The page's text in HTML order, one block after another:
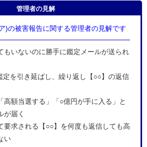
管理者の見解
)の被害報告に関する管理者の見解です
もいないのに勝手に鑑定メールが送られ
定を引き延ばし、繰り返し【○○】の返信
高額当選する」「○億円が手に入る」と
が届く
要求される【○○】を何度も返信しても高
い